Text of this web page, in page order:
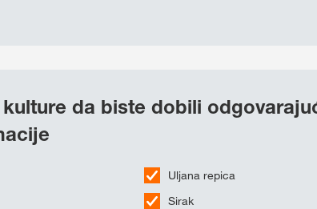
da biste dobili
Uljana repica
Sirak